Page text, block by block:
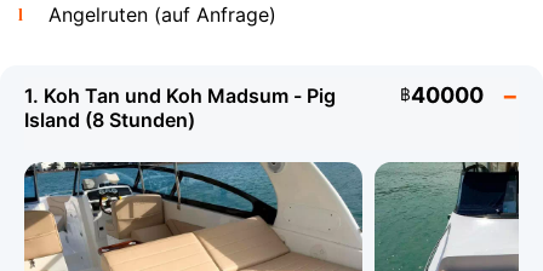
Angelruten (auf Anfrage)
1. Koh Tan und Koh Madsum - Pig
Island (8 Stunden)
฿40000